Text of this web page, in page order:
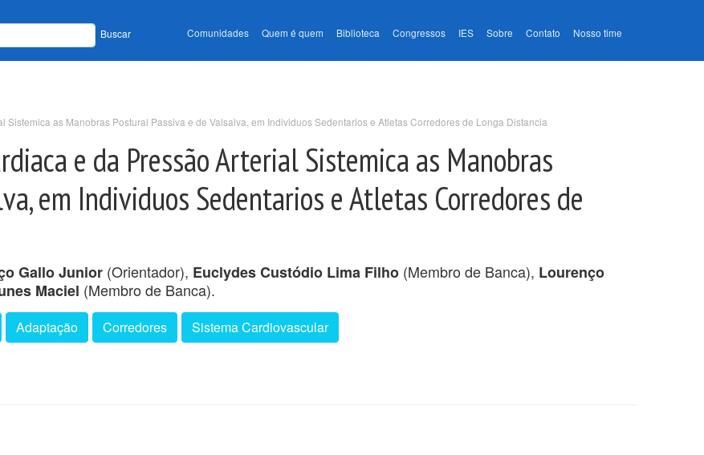
Buscar Comunidades Quem é quem Biblioteca Congressos IES Sobre Contato Nosso time
as Manobras Postural Passiva e de Valsalva, em Individuos Sedentarios e Atletas Corredores de Longa Distancia
e da Pressão Arterial Sistemica as Manobras
em Individuos Sedentarios e Atletas Corredores de
Gallo Junior (Orientador), Euclydes Custódio Lima Filho (Membro de Banca), Lourenço
Maciel (Membro de Banca).
Adaptação Corredores Sistema Cardiovascular